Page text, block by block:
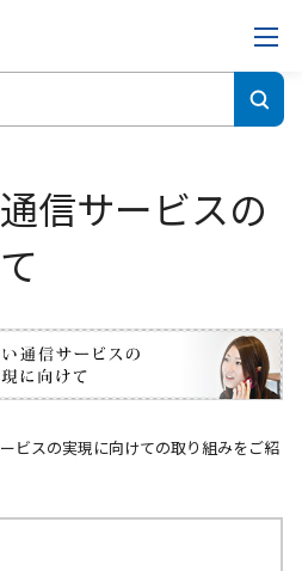
え・対策サイト
災害に強い通信
信サービスの
ビスの実現に向けての取り組みをご紹